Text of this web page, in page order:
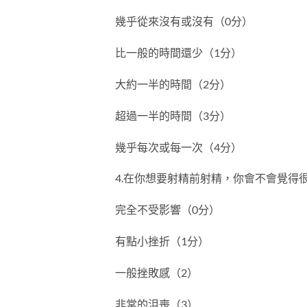
幾乎從來沒有或沒有（0分）
比一般的時間還少（1分）
大約一半的時間（2分）
超過一半的時間（3分）
幾乎每次或每一次（4分）
4.在你想要射精前射精，你會不會覺得
完全不受影響（0分）
有點小挫折（1分）
一般挫敗感（2）
非常的沮喪（3）